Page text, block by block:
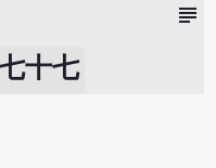
subject
十七